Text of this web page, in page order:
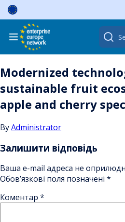
Skip
content
Search
for:
Modernized
sustainable fruit
apple and cherry
ByAdministrator
Залишити відповідь
Ваша e-mail адреса не
Обов’язкові поля позначені *
Коментар *